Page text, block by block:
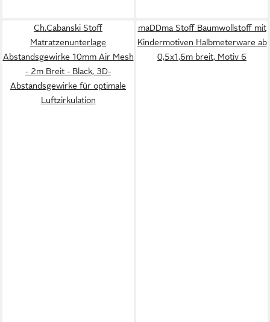
Ch.Cabanski Stoff
Matratzenunterlage
Abstandsgewirke 10mm Air Mesh
- 2m Breit - Black, 3D-
Abstandsgewirke für optimale
Luftzirkulation
maDDma Stoff Baumwollstoff mit
Kindermotiven Halbmeterware ab
0,5x1,6m breit, Motiv 6